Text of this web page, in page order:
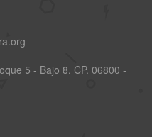
5 - Bajo 8. CP. 06800 -